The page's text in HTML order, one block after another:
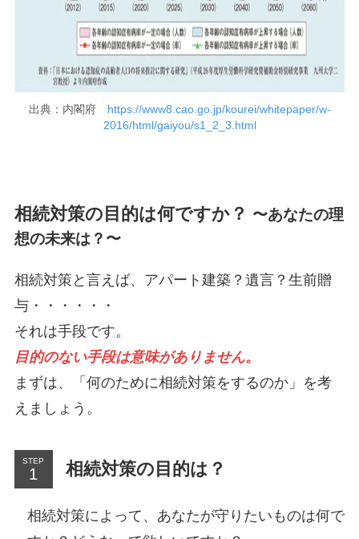
出典：内閣府 https://www8.cao.go.jp/kourei/whitepaper/w-
2016/html/gaiyou/s1_2_3.html
相続対策の目的は何ですか？ 〜あなたの理
想の未来は？ 〜
相続対策と言えば、アパート建築？遺言？生前贈
与・・・・・・
それは手段です。
目的のない手段は意味がありません。
まずは、「何のために相続対策をするのか」を考
えましょう。
STEP 相続対策の目的は？
相続対策によって、あなたが守りたいものは何で